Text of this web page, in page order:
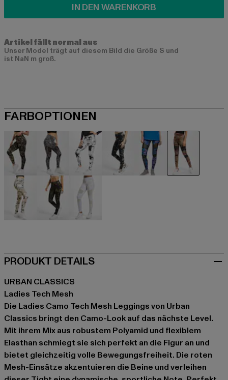
IN DEN WARENKORB
Artikel fällt normal aus
Unser Model trägt auf diesem Bild die Größe S und
ist NaN m groß.
FARBOPTIONEN
camouflagecamouflagecamouflage
PRODUKT DETAILS
URBAN CLASSICS
Ladies Tech Mesh
Die Ladies Camo Tech Mesh Leggings von Urban
Classics bringt den Camo-Look auf das nächste Level.
Mit ihrem Mix aus robustem Polyamid und flexiblem
Elasthan schmiegt sie sich perfekt an die Figur an und
bietet gleichzeitig volle Bewegungsfreiheit. Die roten
Mesh-Einsätze akzentuieren die Beine und verleihen